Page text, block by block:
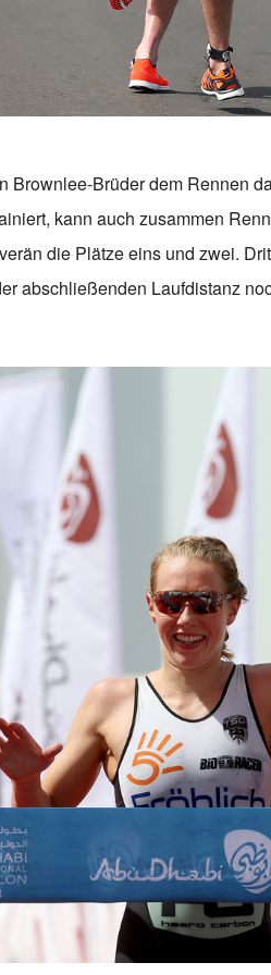
Brownlee-Brüder dem Rennen
kann auch zusammen
die Plätze eins und zwei.
abschließenden Laufdistanz